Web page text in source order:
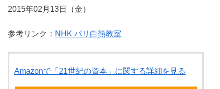
2015年02月13日（金）
参考リンク： NHK パリ白熱教室
Amazonで「21世紀の資本」に関する詳細を見る